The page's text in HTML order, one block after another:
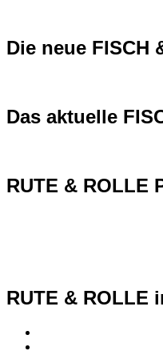
Die neue FISCH
Das aktuelle
RUTE & ROLLE
RUTE & ROLLE